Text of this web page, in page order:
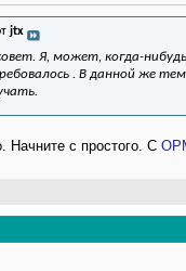
jtx
Я, может, когда-
. В данной же
Начните с простого. С